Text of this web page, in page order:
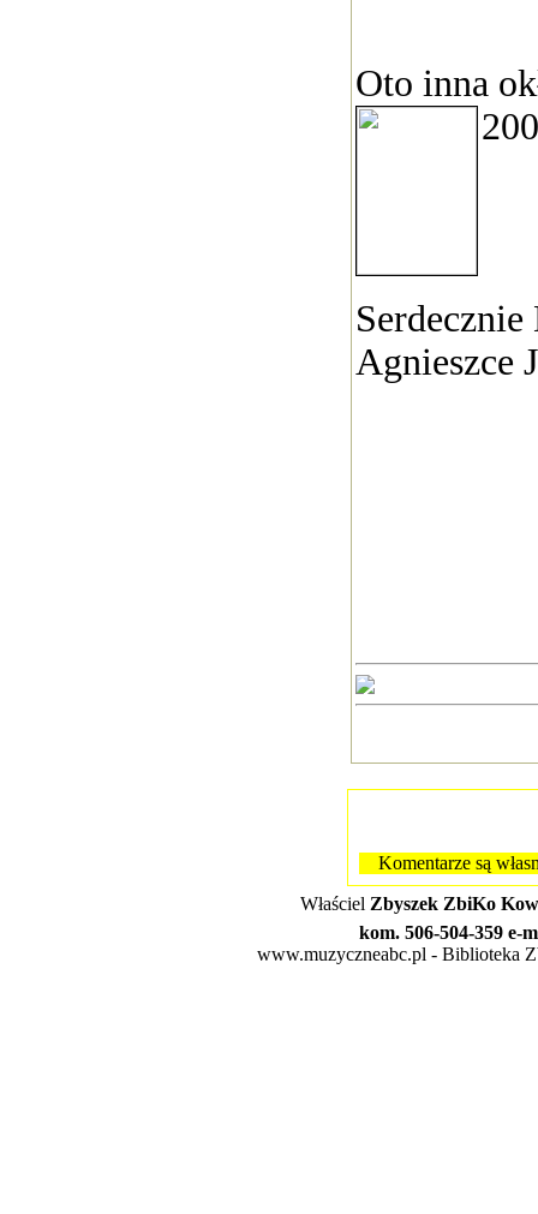
Oto inna
Agnieszce
Komentarze są
Właściel Zbyszek ZbiKo
kom. 506-504-359 e-
www.muzyczneabc.pl - Biblioteka